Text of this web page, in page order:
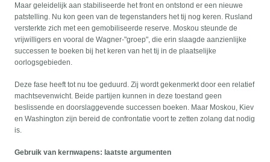
Maar geleidelijk aan stabiliseerde het front en ontstond er een nieuwe
patstelling. Nu kon geen van de tegenstanders het tij nog keren. Rusland
versterkte zich met een gemobiliseerde reserve. Moskou steunde de
vrijwilligers en vooral de Wagner-"groep", die erin slaagde aanzienlijke
successen te boeken bij het keren van het tij in de plaatselijke
oorlogsgebieden.
Deze fase heeft tot nu toe geduurd. Zij wordt gekenmerkt door een relatief
machtsevenwicht. Beide partijen kunnen in deze toestand geen
beslissende en doorslaggevende successen boeken. Maar Moskou, Kiev
en Washington zijn bereid de confrontatie voort te zetten zolang dat nodig
is.
Gebruik van kernwapens: laatste argumenten